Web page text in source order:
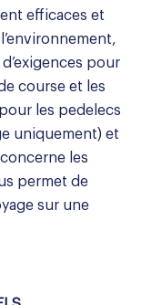
efficaces et
pour
course et les
les pedelecs
uniquement) et
les
permet de
sur une